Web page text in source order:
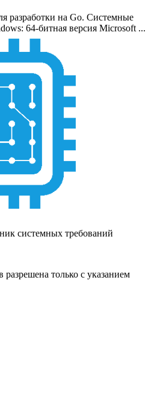
разработки на Go. Системные
64-битная версия Microsoft ...
системных требований
разрешена только с указанием